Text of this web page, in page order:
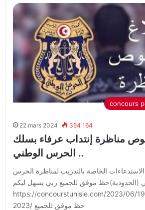
concours
22 mars 2024 354 164
مناظرة إنتداب عرفاء بسلك
الحرس الوطني ..
الاستدعاءات الخاصة بالتدريب لمناظرة الحرس
https://concourstunisie.com/2023/06/
2023/ حظ موفق للجميع